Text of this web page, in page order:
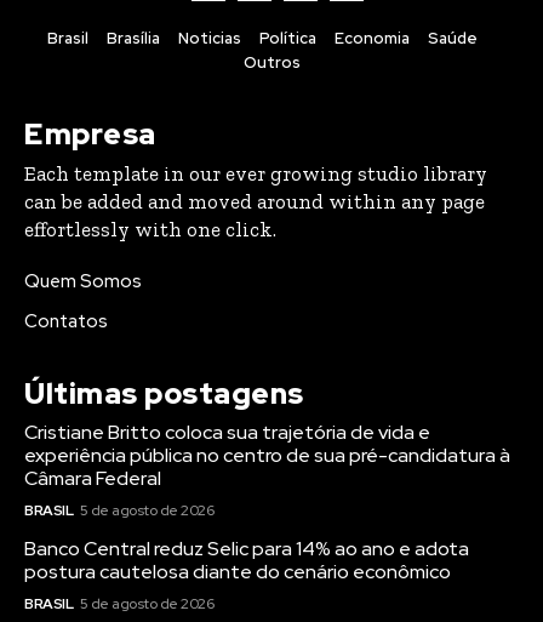
Brasil Brasília Noticias Política Economia
Saúde
Outros
Empresa
Each template in our ever growing studio library
can be added and moved around within any page
effortlessly with one click.
Quem Somos
Contatos
Últimas postagens
Cristiane Britto coloca sua trajetória de vida e
experiência pública no centro de sua pré-candidatura à
Câmara Federal
BRASIL 5 de agosto de 2026
Banco Central reduz Selic para 14% ao ano e adota
postura cautelosa diante do cenário econômico
BRASIL 5 de agosto de 2026